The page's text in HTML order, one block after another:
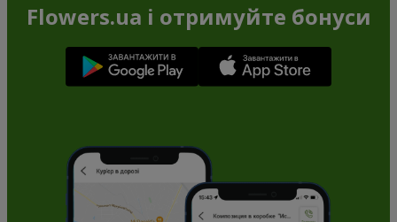
Flowers.ua і отримуйте бонуси